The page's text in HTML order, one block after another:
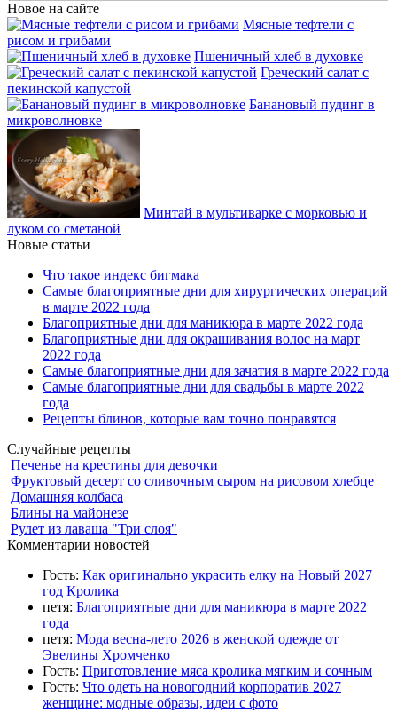
Новое на сайте
Мясные тефтели с
рисом и грибами
Пшеничный хлеб в духовке
Греческий салат с
пекинской капустой
Банановый пудинг в
микроволновке
Минтай в мультиварке с морковью и
луком со сметаной
Новые статьи
Что такое индекс бигмака
Самые благоприятные дни для хирургических операций
в марте 2022 года
Благоприятные дни для маникюра в марте 2022 года
Благоприятные дни для окрашивания волос на март
2022 года
Самые благоприятные дни для зачатия в марте 2022 года
Самые благоприятные дни для свадьбы в марте 2022
года
Рецепты блинов, которые вам точно понравятся
Случайные рецепты
Печенье на крестины для девочки
Фруктовый десерт со сливочным сыром на рисовом хлебце
Домашняя колбаса
Блины на майонезе
Рулет из лаваша "Три слоя"
Комментарии новостей
Гость: Как оригинально украсить елку на Новый 2027
год Кролика
петя: Благоприятные дни для маникюра в марте 2022
года
петя: Мода весна-лето 2026 в женской одежде от
Эвелины Хромченко
Гость: Приготовление мяса кролика мягким и сочным
Гость: Что одеть на новогодний корпоратив 2027
женщине: модные образы, идеи с фото